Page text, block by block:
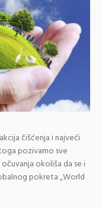
čišćenja i najveći
pozivamo sve
okoliša da se i
pokreta „World